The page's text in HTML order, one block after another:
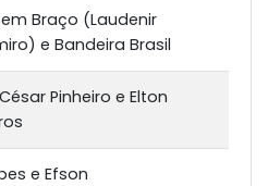
Braço (Laudenir
e Bandeira Brasil
Pinheiro e Elton
e Efson